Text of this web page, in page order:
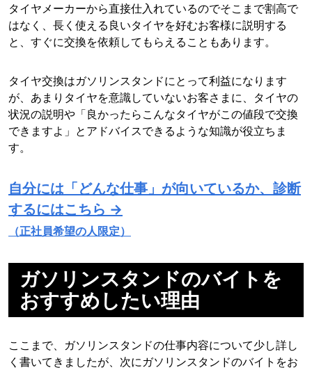
タイヤメーカーから直接仕入れているのでそこまで割高で
はなく、長く使える良いタイヤを好むお客様に説明する
と、すぐに交換を依頼してもらえることもあります。
タイヤ交換はガソリンスタンドにとって利益になります
が、あまりタイヤを意識していないお客さまに、タイヤの
状況の説明や「良かったらこんなタイヤがこの値段で交換
できますよ」とアドバイスできるような知識が役立ちま
す。
自分には「どんな仕事」が向いているか、診断
するにはこちら →
（正社員希望の人限定）
ガソリンスタンドのバイトを
おすすめしたい理由
ここまで、ガソリンスタンドの仕事内容について少し詳し
く書いてきましたが、次にガソリンスタンドのバイトをお